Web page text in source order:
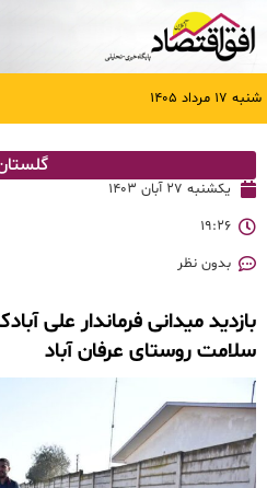
شنبه ۱۷ مرداد ۱۴۰۵
یکشنبه ۲۷ آبان ۱۴۰۳
۱۹:۲۶
بدون نظر
بازدید میدانی فرماندار علی
سلامت روستای عرفان آباد